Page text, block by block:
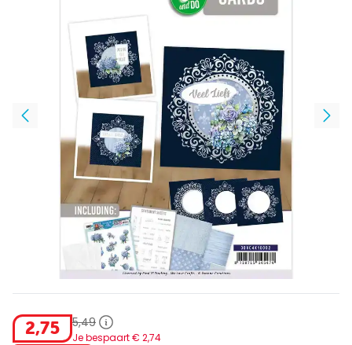
2,75 5,49
Je bespaart € 2,74